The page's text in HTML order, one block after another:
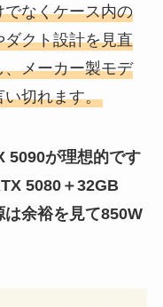
なくケース内の
クト設計を見直
メーカー製モデ
い切れます。
5090が理想的です
5080＋32GB
余裕を見て850W